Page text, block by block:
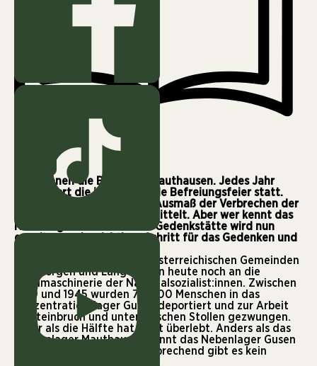
Alle kennen die Bilder aus Mauthausen. Jedes Jahr
findet dort die internationale Befreiungsfeier statt.
Schulklassen wird dort das Ausmaß der Verbrechen der
Nationalsozialist:innen vermittelt. Aber wer kennt das
Nebenlager Gusen? Die KZ-Gedenkstätte wird nun
erweitert – ein wichtiger Schritt für das Gedenken und
Wenig erinnert in den oberösterreichischen Gemeinden
St. Georgen und Langenstein heute noch an die
Mordmaschinerie der Nationalsozialist:innen. Zwischen
1939 und 1945 wurden 70.000 Menschen in das
Konzentrationslager Gusen deportiert und zur Arbeit
im Steinbruch und unterirdischen Stollen gezwungen.
Mehr als die Hälfte hat nicht überlebt. Anders als das
Stammlager Mauthausen kennt das Nebenlager Gusen
kaum jemand und dementsprechend gibt es kein